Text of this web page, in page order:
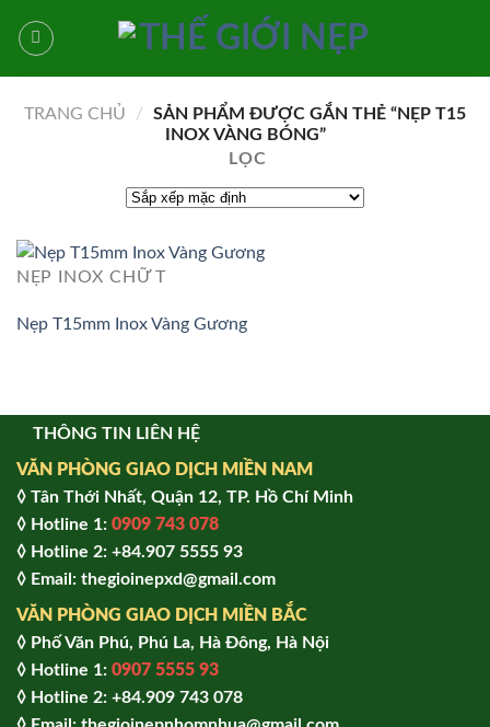
qua
TRANG CHỦ
/
SẢN PHẨM ĐƯỢC GẮN THẺ “NẸP T15
INOX VÀNG BÓNG”
LỌC
NẸP INOX CHỮ T
Nẹp T15mm Inox Vàng Gương
THÔNG TIN LIÊN HỆ
VĂN PHÒNG GIAO DỊCH MIỀN NAM
◊ Tân Thới Nhất, Quận 12, TP. Hồ Chí Minh
◊ Hotline 1: 0909 743 078
◊ Hotline 2: +84.907 5555 93
◊ Email: thegioinepxd@gmail.com
VĂN PHÒNG GIAO DỊCH MIỀN BẮC
◊ Phố Văn Phú, Phú La, Hà Đông, Hà Nội
◊ Hotline 1: 0907 5555 93
◊ Hot line 2: +84.909 743 078